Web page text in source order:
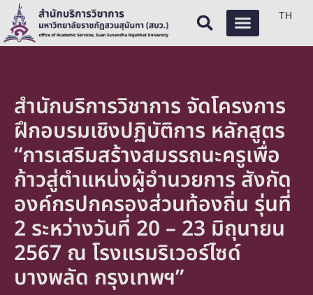
TH
สำนักบริการวิชาการ จัดโครงการ
ฝึกอบรมเชิงปฏิบัติการ หลักสูตร
“การเสริมสร้างสมรรถนะครูเพื่อ
ก้าวสู่ตำแหน่งผู้อำนวยการ สังกัด
องค์กรปกครองส่วนท้องถิ่น รุ่นที่
2 ระหว่างวันที่ 20 – 23 มิถุนายน
2567 ณ โรงแรมริเวอร์ไซด์
บางพลัด กรุงเทพฯ”